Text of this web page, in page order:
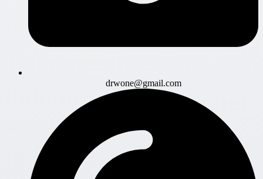
drwone@gmail.com